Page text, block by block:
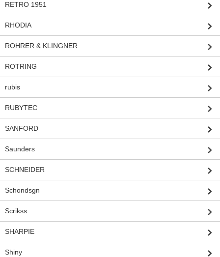
RETRO 1951
RHODIA
ROHRER & KLINGNER
ROTRING
rubis
RUBYTEC
SANFORD
Saunders
SCHNEIDER
Schondsgn
Scrikss
SHARPIE
Shiny